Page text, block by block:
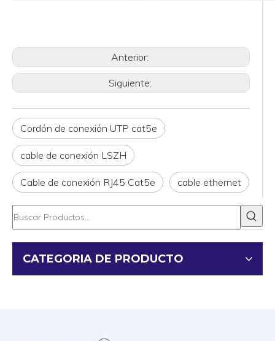
Anterior:
Siguiente:
Cordón de conexión UTP cat5e
cable de conexión LSZH
Cable de conexión RJ45 Cat5e cable ethernet
CATEGORIA DE PRODUCTO